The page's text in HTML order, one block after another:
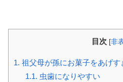
目次 [非
1. 祖父母が孫にお菓子をあげ
1.1. 虫歯になりやすい